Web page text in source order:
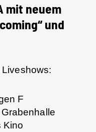
mit neuem
und
F
Kino